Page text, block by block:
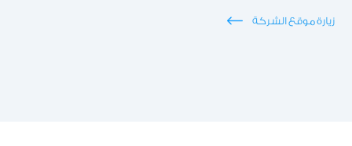
زيارة موقع الشركة